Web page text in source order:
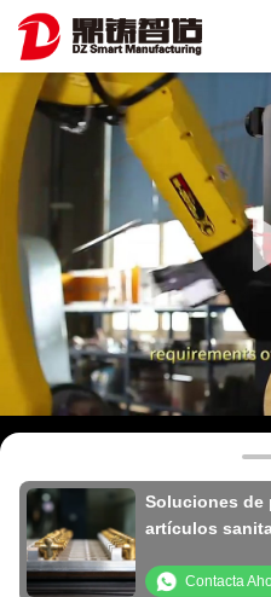
Soluciones de
artículos
Contacta